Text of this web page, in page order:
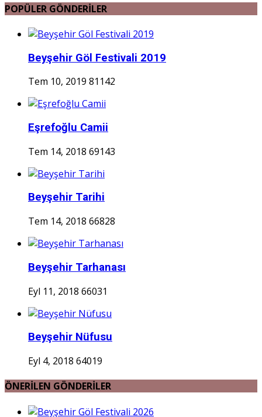
POPÜLER GÖNDERİLER
Beyşehir Göl Festivali 2019
Tem 10, 2019 81142
Eşrefoğlu Camii
Tem 14, 2018 69143
Beyşehir Tarihi
Tem 14, 2018 66828
Beyşehir Tarhanası
Eyl 11, 2018 66031
Beyşehir Nüfusu
Eyl 4, 2018 64019
ÖNERİLEN GÖNDERİLER